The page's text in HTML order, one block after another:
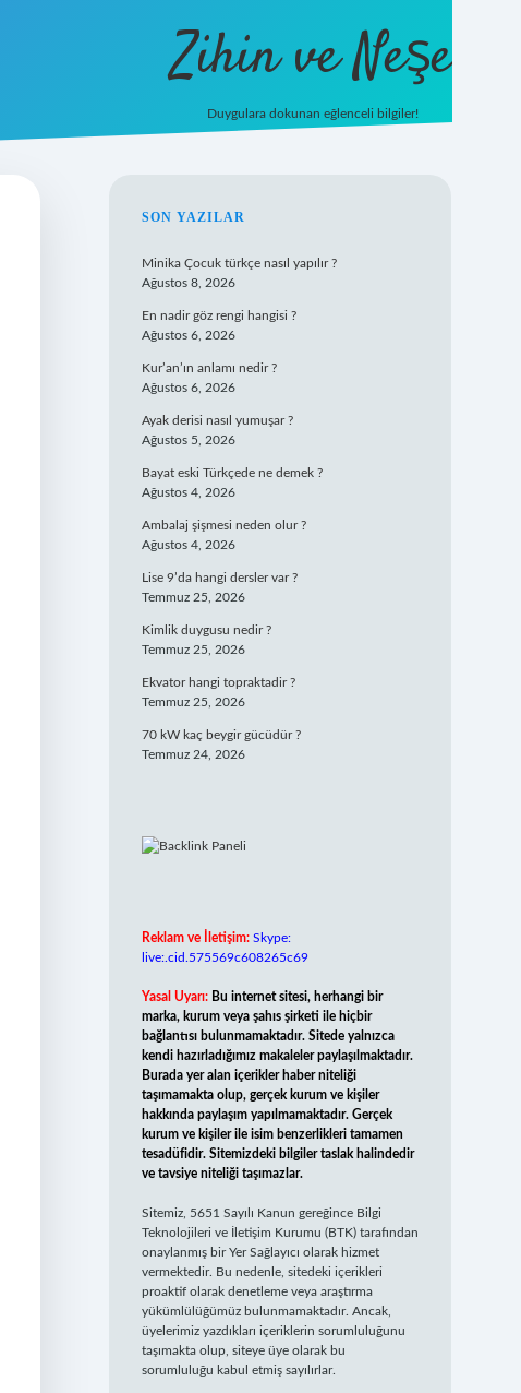
Zihin ve Neşe
Duygulara dokunan eğlenceli bilgiler!
SIDEBAR
SON YAZILAR
Minika Çocuk türkçe nasıl yapılır ?
Ağustos 8, 2026
En nadir göz rengi hangisi ?
Ağustos 6, 2026
Kur’an’ın anlamı nedir ?
Ağustos 6, 2026
Ayak derisi nasıl yumuşar ?
Ağustos 5, 2026
Bayat eski Türkçede ne demek ?
Ağustos 4, 2026
Ambalaj şişmesi neden olur ?
Ağustos 4, 2026
Lise 9’da hangi dersler var ?
Temmuz 25, 2026
Kimlik duygusu nedir ?
Temmuz 25, 2026
Ekvator hangi topraktadir ?
Temmuz 25, 2026
70 kW kaç beygir gücüdür ?
Temmuz 24, 2026
Reklam ve İletişim: Skype:
live:.cid.575569c608265c69
Yasal Uyarı: Bu internet sitesi, herhangi bir
marka, kurum veya şahıs şirketi ile hiçbir
bağlantısı bulunmamaktadır. Sitede yalnızca
kendi hazırladığımız makaleler paylaşılmaktadır.
Burada yer alan içerikler haber niteliği
taşımamakta olup, gerçek kurum ve kişiler
hakkında paylaşım yapılmamaktadır. Gerçek
kurum ve kişiler ile isim benzerlikleri tamamen
tesadüfidir. Sitemizdeki bilgiler taslak halindedir
ve tavsiye niteliği taşımazlar.
Sitemiz, 5651 Sayılı Kanun gereğince Bilgi
Teknolojileri ve İletişim Kurumu (BTK) tarafından
onaylanmış bir Yer Sağlayıcı olarak hizmet
vermektedir. Bu nedenle, sitedeki içerikleri
proaktif olarak denetleme veya araştırma
yükümlülüğümüz bulunmamaktadır. Ancak,
üyelerimiz yazdıkları içeriklerin sorumluluğunu
taşımakta olup, siteye üye olarak bu
sorumluluğu kabul etmiş sayılırlar.